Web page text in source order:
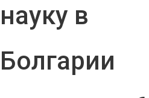
науку в
Болгарии